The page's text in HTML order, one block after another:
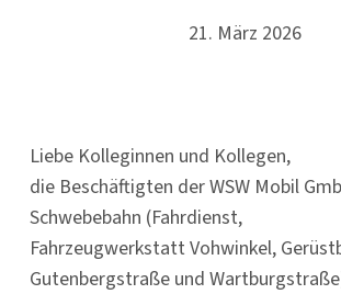
21. März 2026
Liebe Kolleginnen und Kollegen,
die Beschäftigten der WSW Mobil
Schwebebahn (Fahrdienst,
Fahrzeugwerkstatt Vohwinkel,
Gutenbergstraße und